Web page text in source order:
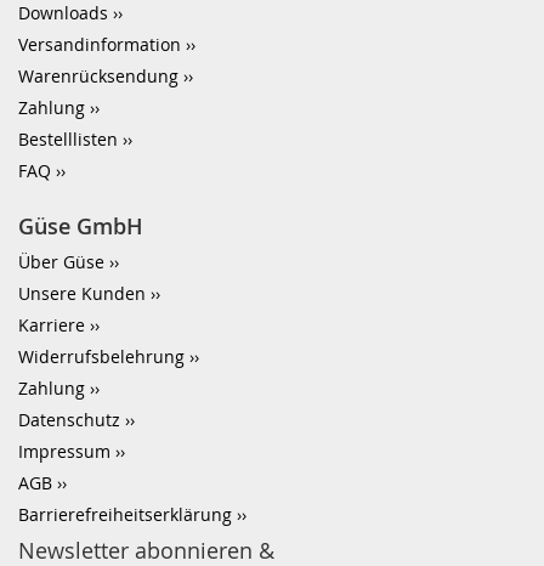
Downloads
Versandinformation
Warenrücksendung
Zahlung
Bestelllisten
FAQ
Güse GmbH
Über Güse
Unsere Kunden
Karriere
Widerrufsbelehrung
Zahlung
Datenschutz
Impressum
AGB
Barrierefreiheitserklärung
Newsletter abonnieren &